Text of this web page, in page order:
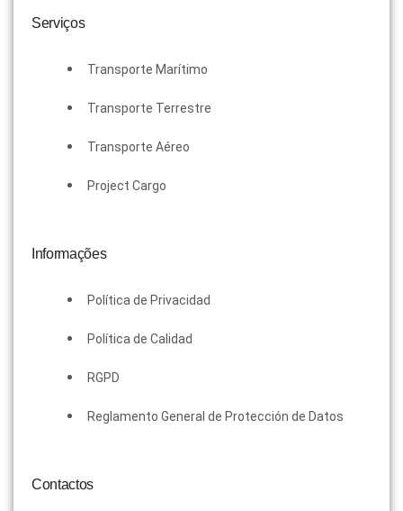
Serviços
Transporte Marítimo
Transporte Terrestre
Transporte Aéreo
Project Cargo
Informações
Política de Privacidad
Política de Calidad
RGPD
Reglamento General de Protección de Datos
Contactos